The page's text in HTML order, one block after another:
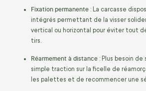
Fixation permanente : La carcasse
intégrés permettant de la visser
vertical ou horizontal pour éviter tout
tirs.
Réarmement à distance : Plus besoin de
simple traction sur la ficelle de
les palettes et de recommencer une